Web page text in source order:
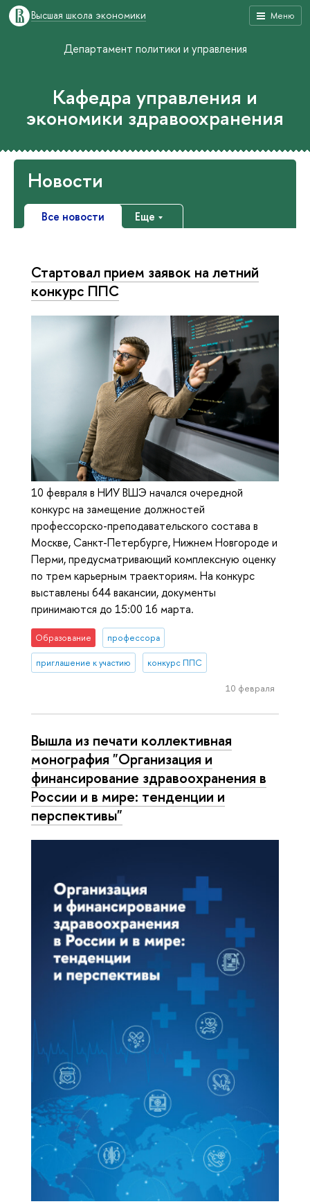
Меню
Высшая школа экономики
Департамент политики и управления
Кафедра управления и
экономики здравоохранения
Новости
Все новости Еще
Стартовал прием заявок на летний
конкурс ППС
10 февраля в НИУ ВШЭ начался очередной
конкурс на замещение должностей
профессорско-преподавательского состава в
Москве, Санкт-Петербурге, Нижнем Новгороде и
Перми, предусматривающий комплексную оценку
по трем карьерным траекториям. На конкурс
выставлены 644 вакансии, документы
принимаются до 15:00 16 марта.
Образование профессора
приглашение к участию конкурс ППС
10 февраля
Вышла из печати коллективная
монография "Организация и
финансирование здравоохранения в
России и в мире: тенденции и
перспективы"